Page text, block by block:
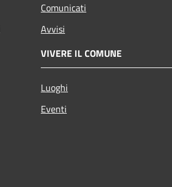
Comunicati
Avvisi
VIVERE IL COMUNE
Luoghi
Eventi